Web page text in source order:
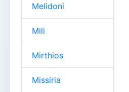
Melidoni
Mili
Mirthios
Missiria